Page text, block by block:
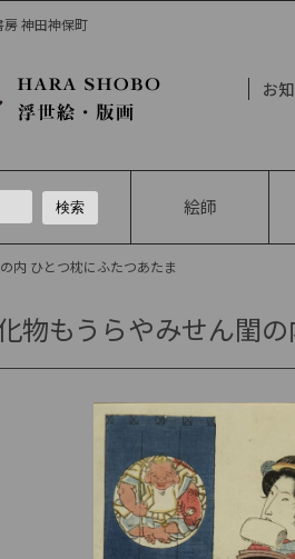
神田神保町
お
絵師
内 ひとつ枕にふたつあたま
物もうらやみせん閨の